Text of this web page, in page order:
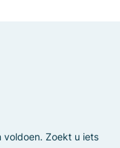
voldoen. Zoekt u iets